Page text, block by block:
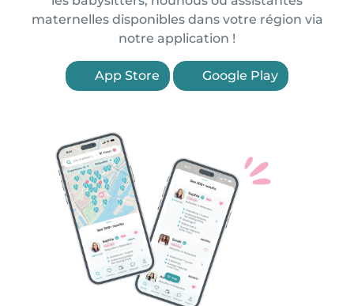
maternelles disponibles dans votre région via
notre application !
App Store Google Play